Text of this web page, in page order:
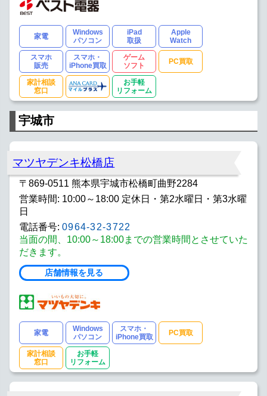
家電
Windows
パソコン
iPad
取扱
Apple
Watch
スマホ
販売
スマホ・
iPhone買取
ゲーム
ソフト
PC買取
家計相談
窓口
お手軽
リフォーム
宇城市
マツヤデンキ松橋店
〒869-0511 熊本県宇城市松橋町曲野2284
営業時間: 10:00～18:00 定休日・第2水曜日・第3水曜
日
電話番号: 0964-32-3722
当面の間、10:00～18:00までの営業時間とさせていた
だきます。
店舗情報を見る
家電
Windows
パソコン
スマホ・
iPhone買取
PC買取
家計相談
窓口
お手軽
リフォーム